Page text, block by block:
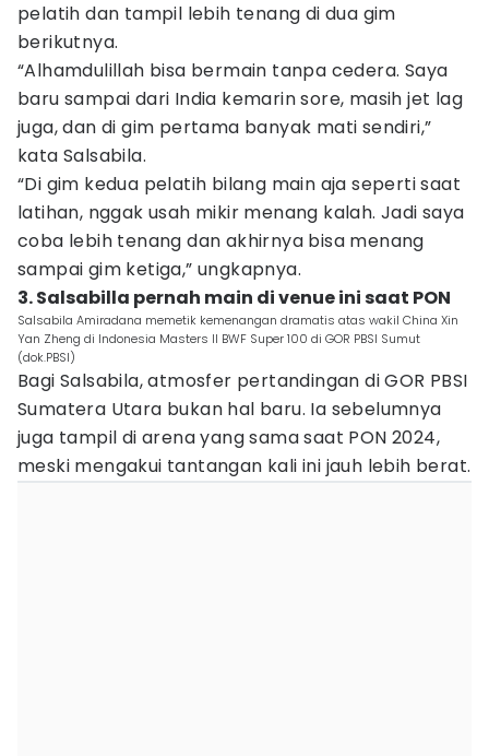
pelatih dan tampil lebih tenang di dua gim
berikutnya.
“Alhamdulillah bisa bermain tanpa cedera. Saya
baru sampai dari India kemarin sore, masih jet lag
juga, dan di gim pertama banyak mati sendiri,”
kata Salsabila.
“Di gim kedua pelatih bilang main aja seperti saat
latihan, nggak usah mikir menang kalah. Jadi saya
coba lebih tenang dan akhirnya bisa menang
sampai gim ketiga,” ungkapnya.
3. Salsabilla pernah main di venue ini saat PON
Salsabila Amiradana memetik kemenangan dramatis atas wakil China Xin
Yan Zheng di Indonesia Masters II BWF Super 100 di GOR PBSI Sumut
(dok.PBSI)
Bagi Salsabila, atmosfer pertandingan di GOR PBSI
Sumatera Utara bukan hal baru. Ia sebelumnya
juga tampil di arena yang sama saat PON 2024,
meski mengakui tantangan kali ini jauh lebih berat.